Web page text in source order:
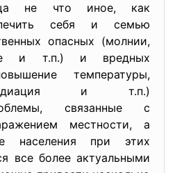
не что иное, как
себя и семью
опасных (молнии,
и т.п.) и вредных
температуры,
и т.п.)
связанные с
местности, а
населения при этих
все более актуальными